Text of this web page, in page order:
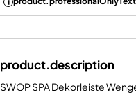
product.description
SWOP SPA Dekorleiste